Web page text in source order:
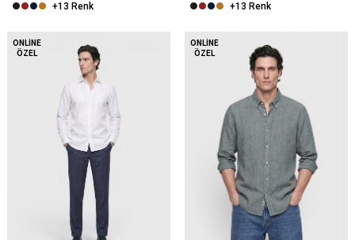
+13 Renk +13 Renk
ONLINE
ÖZEL
ONLINE
ÖZEL